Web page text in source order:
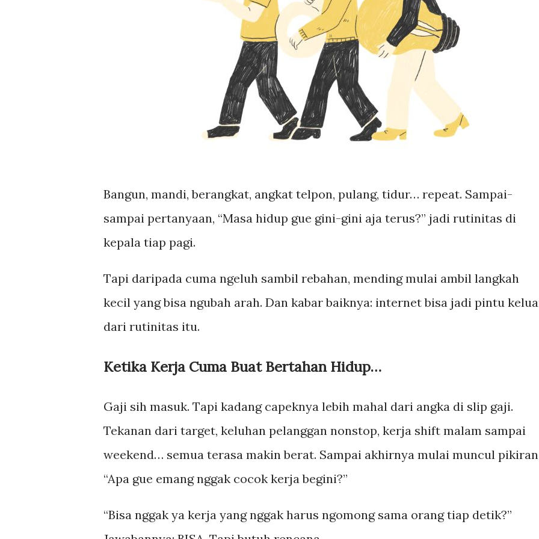
Bangun, mandi, berangkat, angkat telpon, pulang, tidur… repeat. Sampai-
sampai pertanyaan, “Masa hidup gue gini-gini aja terus?” jadi rutinitas di
kepala tiap pagi.
Tapi daripada cuma ngeluh sambil rebahan, mending mulai ambil langkah
kecil yang bisa ngubah arah. Dan kabar baiknya: internet bisa jadi pintu
dari rutinitas itu.
Ketika Kerja Cuma Buat Bertahan Hidup…
Gaji sih masuk. Tapi kadang capeknya lebih mahal dari angka di slip gaji.
Tekanan dari target, keluhan pelanggan nonstop, kerja shift malam sampai
weekend… semua terasa makin berat. Sampai akhirnya mulai muncul
“Apa gue emang nggak cocok kerja begini?”
“Bisa nggak ya kerja yang nggak harus ngomong sama orang tiap detik?”